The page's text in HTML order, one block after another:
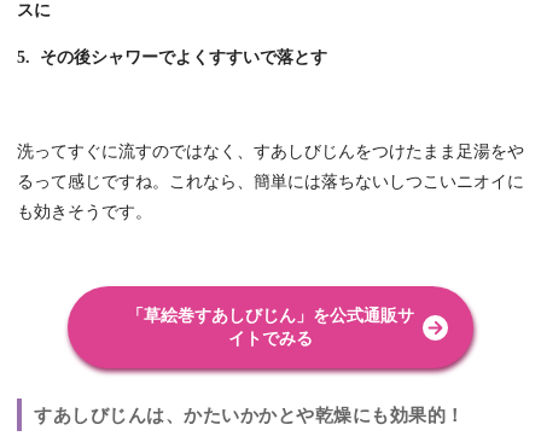
スに
5. その後シャワーでよくすすいで落とす
洗ってすぐに流すのではなく、すあしびじんをつけたまま足湯をや
るって感じですね。これなら、簡単には落ちないしつこいニオイに
も効きそうです。
「草絵巻すあしびじん」を公式通販サ
イトでみる
すあしびじんは、かたいかかとや乾燥にも効果的！